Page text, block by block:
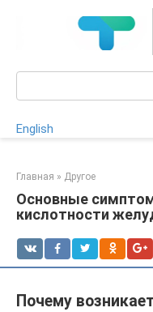
English
Главная » Другое
Основные
кислотности
Почему